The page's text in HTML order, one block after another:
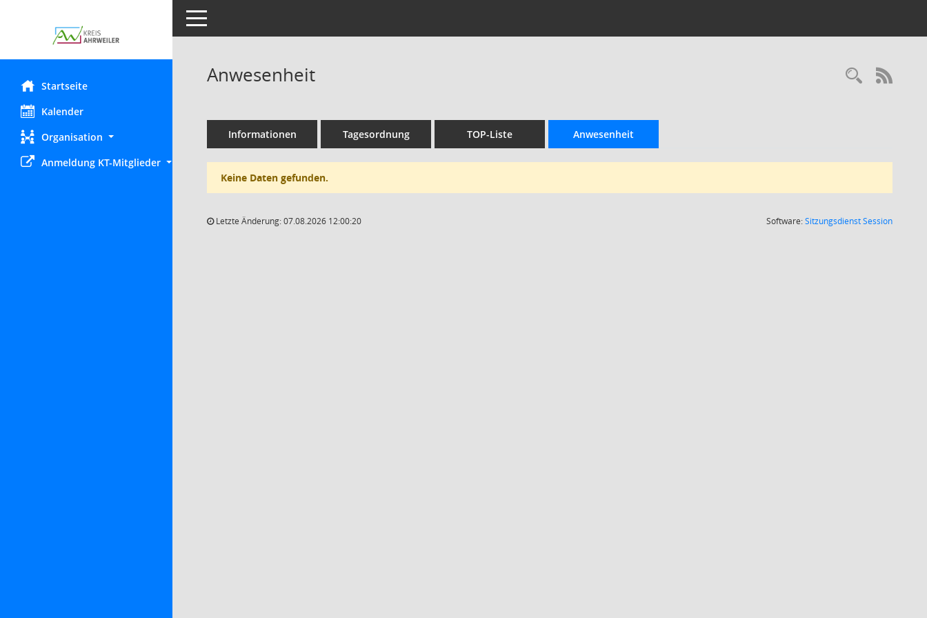
Startseite
Kalender
Organisation
Anmeldung KT-Mitglieder
Toggle navigation
Anwesenheit
Informationen Tagesordnung TOP-Liste Anwesenheit
Keine Daten gefunden.
Letzte Änderung: 07.08.2026 12:00:20 Software:SitzungsdienstSession(Wird in